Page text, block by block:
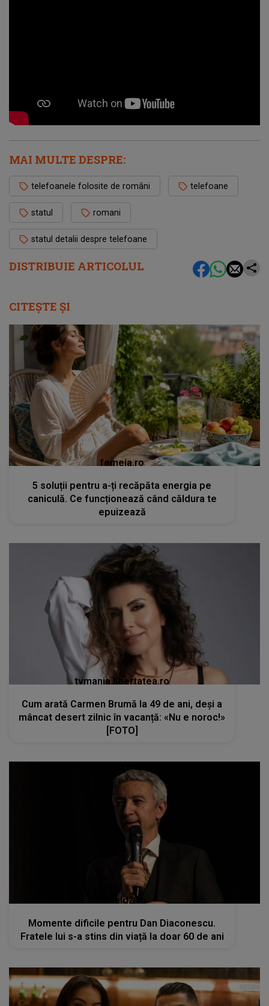
DISTRIBUIE ARTICOLUL
MAI MULTE DESPRE:
telefoanele folosite de români telefoane
statul romani
statul detalii despre telefoane
CITEȘTE ȘI
femeia.ro
5 soluții pentru a-ți recăpăta energia pe
caniculă. Ce funcționează când căldura te
epuizează
tvmania.libertatea.ro
Cum arată Carmen Brumă la 49 de ani, deși a
mâncat desert zilnic în vacanță: «Nu e noroc!»
[FOTO]
kanald2.ro
Momente dificile pentru Dan Diaconescu.
Fratele lui s-a stins din viață la doar 60 de ani